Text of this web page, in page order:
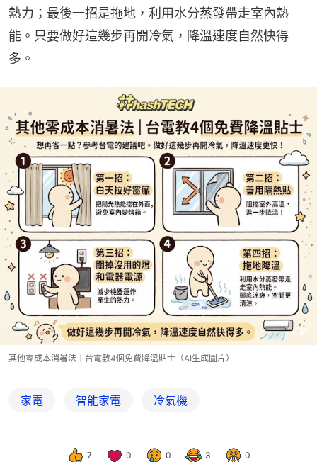
熱力；最後一招是拖地，利用水分蒸發帶走室內熱
能。只要做好這幾步再開冷氣，降溫速度自然快得
多。
其他零成本消暑法｜台電教4個免費降溫貼士（AI生成圖片）
家電 智能家電 冷氣機
7 0 0 3 0